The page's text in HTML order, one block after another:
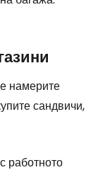
намерите
сандвичи,
работното